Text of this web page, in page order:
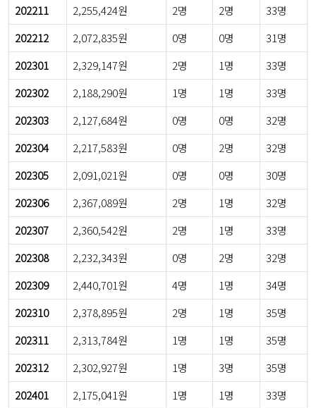
202211 2,255,424원 2명 2명
33명
202212
2,072,835원 0명 0명
31명
202301
2,329,147원 2명 1명
33명
202302
2,188,290원 1명 1명
33명
202303
2,127,684원 0명 0명
32명
202304
2,217,583원 0명 2명
32명
202305
2,091,021원 0명 0명
30명
202306
2,367,089원 2명 1명
32명
202307
2,360,542원 2명 1명
33명
202308
2,232,343원 0명 2명
32명
202309
2,440,701원 4명 1명
34명
202310
2,378,895원 2명 1명
35명
202311
2,313,784원 1명 1명
35명
202312
2,302,927원 1명 3명
35명
202401
2,175,041원 1명 1명
33명